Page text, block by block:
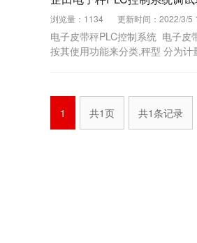
浏览量：1134 更新时间：2022/3/5
电子皮带秤PLC控制系统 电子皮
按其使用功能来分类,秤型 分为计
1 共1页 共1条记录